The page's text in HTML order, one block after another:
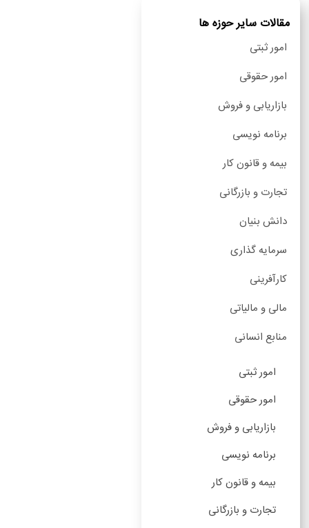
مقالات سایر حوزه ها
امور ثبتی
امور حقوقی
بازاریابی و فروش
برنامه نویسی
بیمه و قانون کار
تجارت و بازرگانی
دانش بنیان
سرمایه گذاری
کارآفرینی
مالی و مالیاتی
منابع انسانی
امور ثبتی
امور حقوقی
بازاریابی و فروش
برنامه نویسی
بیمه و قانون کار
تجارت و بازرگانی